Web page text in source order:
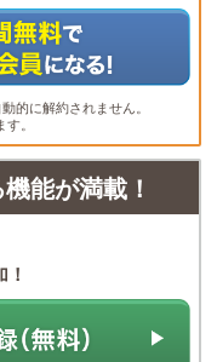
的に解約されません。
。
能が満載！